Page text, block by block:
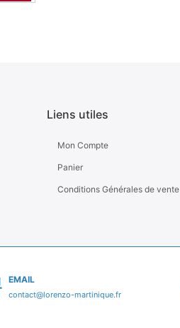
Liens utiles
Mon Compte
Panier
Conditions Générales de vente
EMAIL
contact@lorenzo-martinique.fr